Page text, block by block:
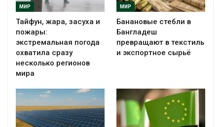
МИР
Тайфун, жара, засуха и
пожары:
экстремальная погода
охватила сразу
несколько регионов
мира
МИР
Банановые стебли в
Бангладеш
превращают в текстиль
и экспортное сырьё